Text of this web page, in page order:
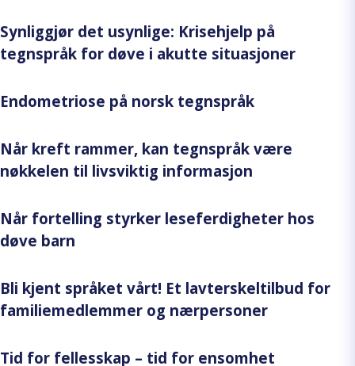
Synliggjør det usynlige: Krisehjelp på
tegnspråk for døve i akutte situasjoner
Endometriose på norsk tegnspråk
Når kreft rammer, kan tegnspråk være
nøkkelen til livsviktig informasjon
Når fortelling styrker leseferdigheter hos
døve barn
Bli kjent språket vårt! Et lavterskeltilbud for
familiemedlemmer og nærpersoner
Tid for fellesskap – tid for ensomhet